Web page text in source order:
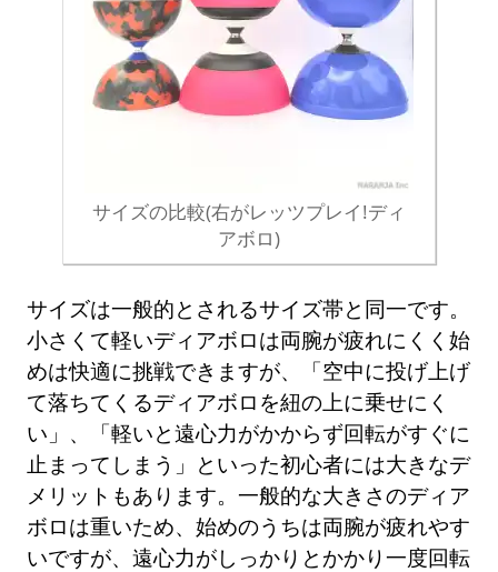
サイズの比較(右がレッツプレイ!ディ
アボロ)
サイズは一般的とされるサイズ帯と同一です。
小さくて軽いディアボロは両腕が疲れにくく始
めは快適に挑戦できますが、「空中に投げ上げ
て落ちてくるディアボロを紐の上に乗せにく
い」、「軽いと遠心力がかからず回転がすぐに
止まってしまう」といった初心者には大きなデ
メリットもあります。一般的な大きさのディア
ボロは重いため、始めのうちは両腕が疲れやす
いですが、遠心力がしっかりとかかり一度回転